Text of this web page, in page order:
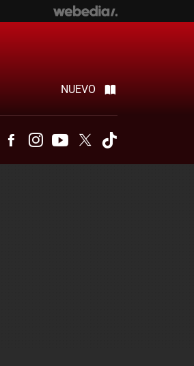
NUEVO
TelegramFacebookInstagramYoutubeTwitter